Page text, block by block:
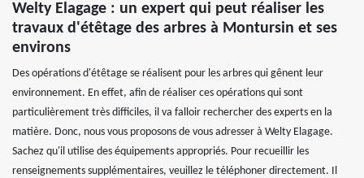
Welty Elagage : un expert qui peut réaliser les
travaux d'étêtage des arbres à Montursin et ses
environs
Des opérations d'étêtage se réalisent pour les arbres qui gênent leur
environnement. En effet, afin de réaliser ces opérations qui sont
particulièrement très difficiles, il va falloir rechercher des experts en la
matière. Donc, nous vous proposons de vous adresser à Welty Elagage.
Sachez qu'il utilise des équipements appropriés. Pour recueillir les
renseignements supplémentaires, veuillez le téléphoner directement. Il